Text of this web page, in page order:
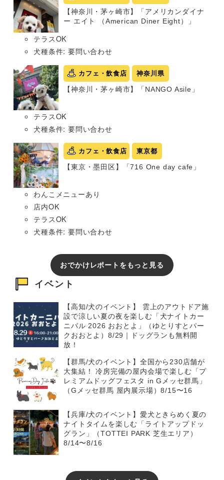
【神奈川・茅ヶ崎市】「アメリカンダイナ
ー エイト （American Diner Eight）」
テラスOK
犬種条件: 要問い合わせ
カフェ・飲食店 神奈川県
【神奈川・茅ヶ崎市】「NANGO Asile」
テラスOK
犬種条件: 要問い合わせ
カフェ・飲食店 東京都
【東京・墨田区】「716 One day cafe」
わんこメニューあり
店内OK
テラスOK
犬種条件: 要問い合わせ
おでかけレポートをもっと見る
イベント
【高知/犬のイベント】 雲上のアウトドア施
設で涼しい夏の夜を楽しむ「犬ナイトカー
ニバル 2026 おおとよ」（ゆとりすとパー
クおおとよ）8/29｜ドッグランも無料開
放！
【群馬/犬のイベント】全国から230店舗が
大集結！ 冷房完備の屋内会場で楽しむ「プ
レミアムドッグフェスタ in Gメッセ群馬」
（Gメッセ群馬 屋内展示場）8/15〜16
【兵庫/犬のイベント】愛犬ときらめく夏の
ナイトタイムを楽しむ「ライトアップドッ
グラン」（TOTTEI PARK 芝生エリア）
8/14〜8/16